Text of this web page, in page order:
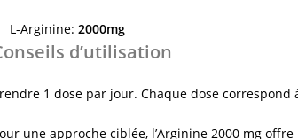
L-Arginine: 2000mg
d’utilisation
1 dose par jour. Chaque dose correspond
une approche ciblée, l’Arginine 2000 mg